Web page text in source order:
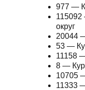
977 —
округ
20044
53 —
11158
8 —
10705
11333